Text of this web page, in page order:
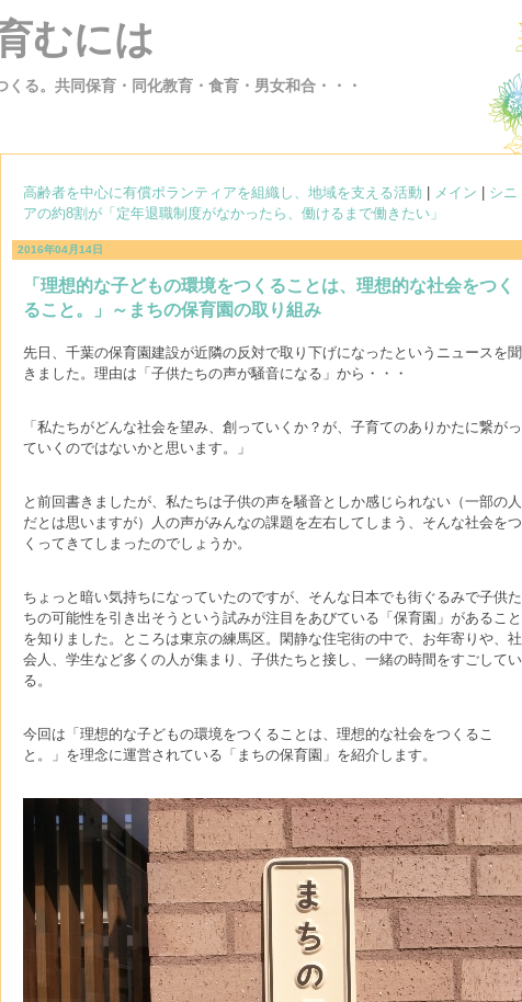
むには
る。共同保育・同化教育・食育・男女和合・・・
高齢者を中心に有償ボランティアを組織し、地域を支える活動 メイン
シニ
アの約8割が「定年退職制度がなかったら、働けるまで働きたい」
2016年04月14日
「理想的な子どもの環境をつくることは、理想的な社会をつく
ること。」～まちの保育園の取り組み
先日、千葉の保育園建設が近隣の反対で取り下げになったというニュースを聞
きました。理由は「子供たちの声が騒音になる」から・・・
「私たちがどんな社会を望み、創っていくか？が、子育てのありかたに繋がっ
ていくのではないかと思います。」
と前回書きましたが、私たちは子供の声を騒音としか感じられない（一部の人
だとは思いますが）人の声がみんなの課題を左右してしまう、そんな社会をつ
くってきてしまったのでしょうか。
ちょっと暗い気持ちになっていたのですが、そんな日本でも街ぐるみで子供た
ちの可能性を引き出そうという試みが注目をあびている「保育園」があること
を知りました。ところは東京の練馬区。閑静な住宅街の中で、お年寄りや、社
会人、学生など多くの人が集まり、子供たちと接し、一緒の時間をすごしてい
る。
今回は「理想的な子どもの環境をつくることは、理想的な社会をつくるこ
と。」を理念に運営されている「まちの保育園」を紹介します。